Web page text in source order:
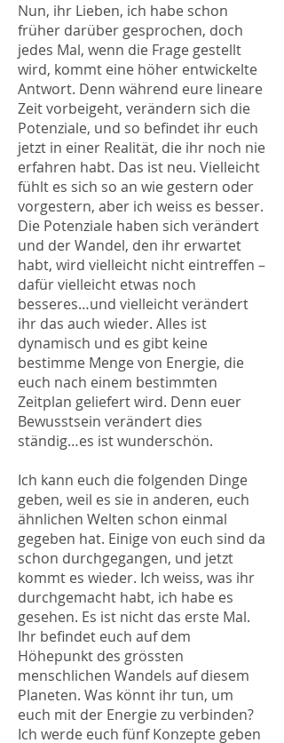
Nun, ihr Lieben, ich habe schon
früher darüber gesprochen, doch
jedes Mal, wenn die Frage gestellt
wird, kommt eine höher entwickelte
Antwort. Denn während eure lineare
Zeit vorbeigeht, verändern sich die
Potenziale, und so befindet ihr euch
jetzt in einer Realität, die ihr noch nie
erfahren habt. Das ist neu. Vielleicht
fühlt es sich so an wie gestern oder
vorgestern, aber ich weiss es besser.
Die Potenziale haben sich verändert
und der Wandel, den ihr erwartet
habt, wird vielleicht nicht eintreffen –
dafür vielleicht etwas noch
besseres…und vielleicht verändert
ihr das auch wieder. Alles ist
dynamisch und es gibt keine
bestimme Menge von Energie, die
euch nach einem bestimmten
Zeitplan geliefert wird. Denn euer
Bewusstsein verändert dies
ständig…es ist wunderschön.
Ich kann euch die folgenden Dinge
geben, weil es sie in anderen, euch
ähnlichen Welten schon einmal
gegeben hat. Einige von euch sind da
schon durchgegangen, und jetzt
kommt es wieder. Ich weiss, was ihr
durchgemacht habt, ich habe es
gesehen. Es ist nicht das erste Mal.
Ihr befindet euch auf dem
Höhepunkt des grössten
menschlichen Wandels auf diesem
Planeten. Was könnt ihr tun, um
euch mit der Energie zu verbinden?
Ich werde euch fünf Konzepte geben